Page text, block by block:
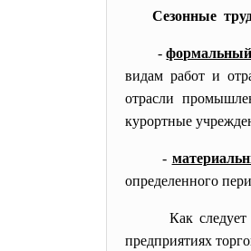
Сезонные
-
видам работ и
отрасли
курортные
-
определенного
Как
предприятиях